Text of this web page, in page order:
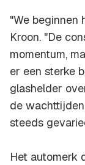
"We beginnen
Kroon. "De
momentum,
er een sterke
glashelder
de
steeds
Het automerk